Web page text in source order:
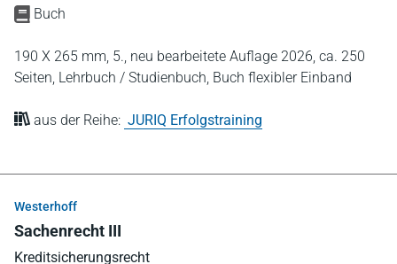
Buch
190 X 265 mm, 5., neu bearbeitete Auflage 2026, ca. 250
Seiten, Lehrbuch / Studienbuch, Buch flexibler Einband
aus der Reihe: JURIQ Erfolgstraining
Westerhoff
Sachenrecht III
Kreditsicherungsrecht